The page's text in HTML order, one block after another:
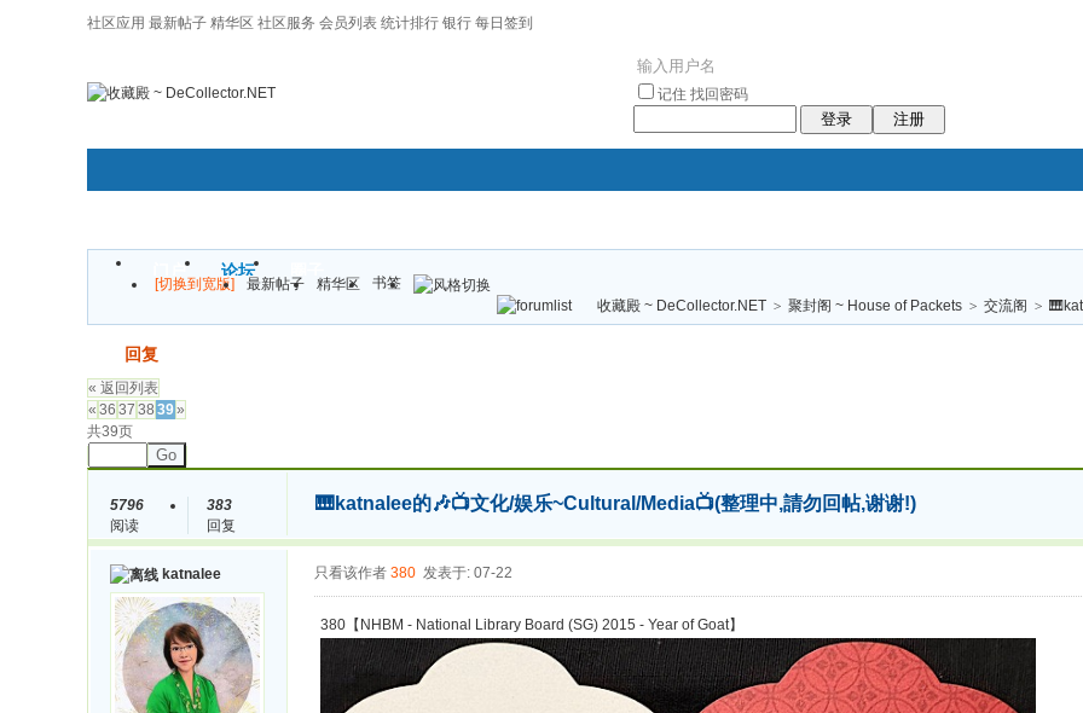
社区应用 最新帖子 精华区 社区服务 会员列表 统计排行 银行 每日签到
记住 找回密码
登录 注册
门户 论坛
褔
袠袠袥眩褦
[切换到宽版] 最新帖子 精华区
书签
收藏殿 ~ DeCollector.NET > 聚封阁 ~ House of Packets > 交流阁 >
回复
« 返回列表
« 36 37 38 39»
共39页
Go
5796
阅读
383
回复
🎹katnalee的🎶📺文化/娱乐~Cultural/Media📺(整理中,請勿回帖,谢谢!)
katnalee 只看该作者 380 发表于: 07-22
380【NHBM - National Library Board (SG) 2015 - Year of Goat】